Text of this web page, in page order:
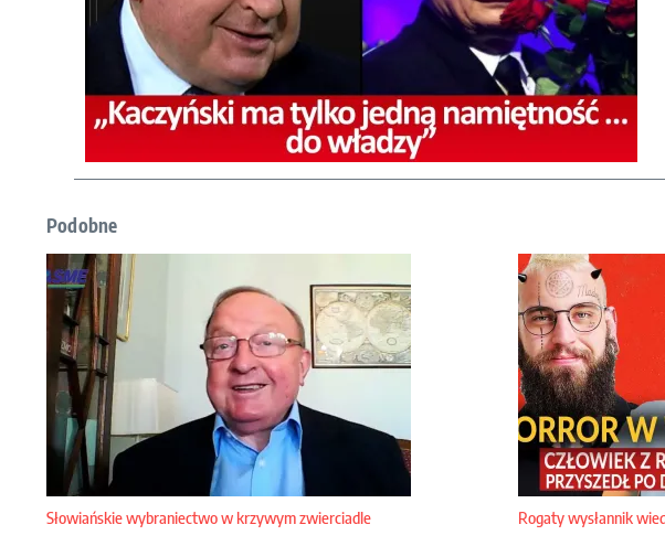
Podobne
Słowiańskie wybraniectwo w krzywym zwierciadle Rogaty wysłannik